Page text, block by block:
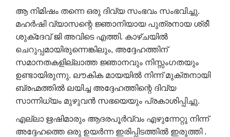
ആ നിമിഷം തന്നെ ഒരു ദിവ്യ സംഭവം സംഭവിച്ചു.
മഹർഷി വ്യാസന്റെ ജ്ഞാനിയായ പുത്രനായ ശ്രീ
ശുക്ദേവ് ജി അവിടെ എത്തി. കാഴ്ചയിൽ
ചെറുപ്പമായിരുന്നെങ്കിലും, അദ്ദേഹത്തിന്
സമാനതകളില്ലാത്ത ജ്ഞാനവും നിസ്സംഗതയും
ഉണ്ടായിരുന്നു. ലൗകിക മായയിൽ നിന്ന് മുക്തനായി
ബ്രഹ്മത്തിൽ ലയിച്ച അദ്ദേഹത്തിന്റെ ദിവ്യ
സാന്നിധ്യം മുഴുവൻ സഭയെയും പ്രകാശിപ്പിച്ചു.
എല്ലാ ഋഷിമാരും ആദരപൂർവ്വം എഴുന്നേറ്റു നിന്ന്
അദ്ദേഹത്തെ ഒരു ഉയർന്ന ഇരിപ്പിടത്തിൽ ഇരുത്തി .